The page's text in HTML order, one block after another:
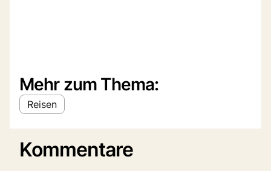
Mehr zum Thema:
Reisen
Kommentare